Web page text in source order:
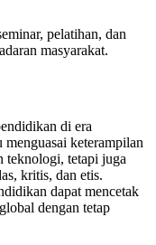
pelatihan, dan
masyarakat.
di era
keterampilan
teknologi, tetapi juga
kritis, dan etis.
dapat mencetak
dengan tetap